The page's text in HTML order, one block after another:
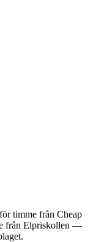
timme från Cheap
från Elpriskollen —